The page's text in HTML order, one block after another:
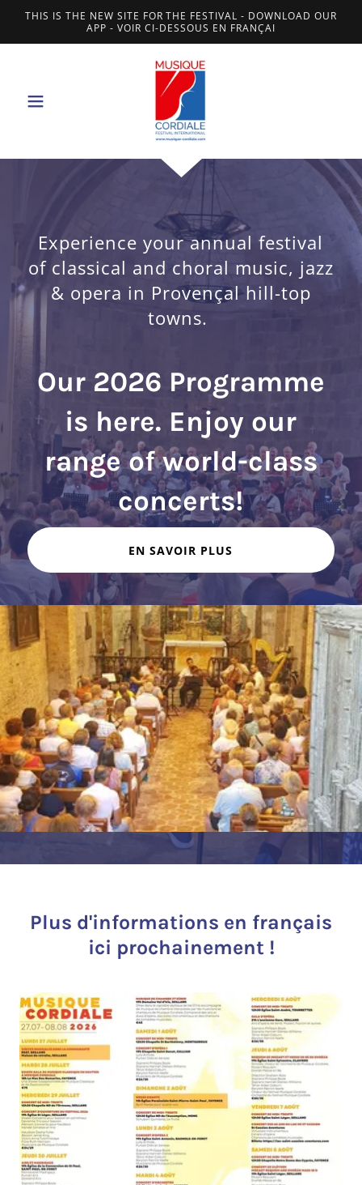
THIS IS THE NEW SITE FOR THE FESTIVAL - DOWNLOAD OUR
APP - VOIR CI-DESSOUS EN FRANÇAI
Experience your annual festival
of classical and choral music, jazz
& opera in Provençal hill-top
towns.
Our 2026 Programme
is here. Enjoy our
range of world-class
concerts!
EN SAVOIR PLUS
Plus d'informations en français
ici prochainement !